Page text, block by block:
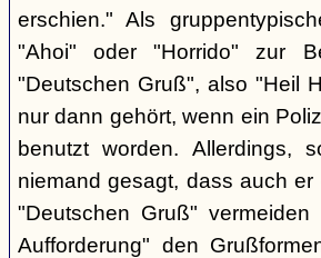
erschien." Als
"Ahoi" oder "Horrido" zur
"Deutschen Gruß", also "Heil
nur dann gehört, wenn ein
benutzt worden. Allerdings,
niemand gesagt, dass auch
"Deutschen Gruß"
Aufforderung" den